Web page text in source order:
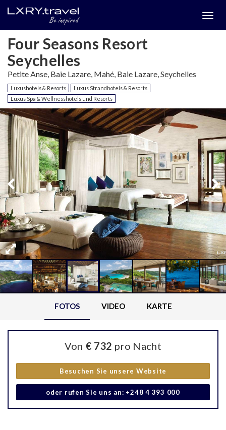
Four Seasons Resort
Seychelles
Petite Anse, Baie Lazare, Mahé, Baie Lazare, Seychelles
Luxushotels & Resorts
Luxus Strandhotels & Resorts
Luxus Spa & Wellnesshotels und Resorts
FOTOS VIDEO KARTE
Von € 732 pro Nacht
Besuchen Sie unsere Website
oder rufen Sie uns an: +248 4 393 000